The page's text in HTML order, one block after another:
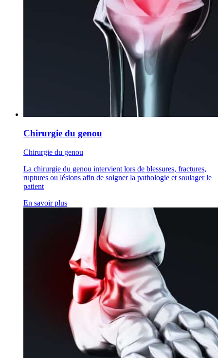
Chirurgie du genou
Chirurgie du genou
La chirurgie du genou intervient lors de blessures, fractures,
ruptures ou lésions afin de soigner la pathologie et soulager le
patient
En savoir plus